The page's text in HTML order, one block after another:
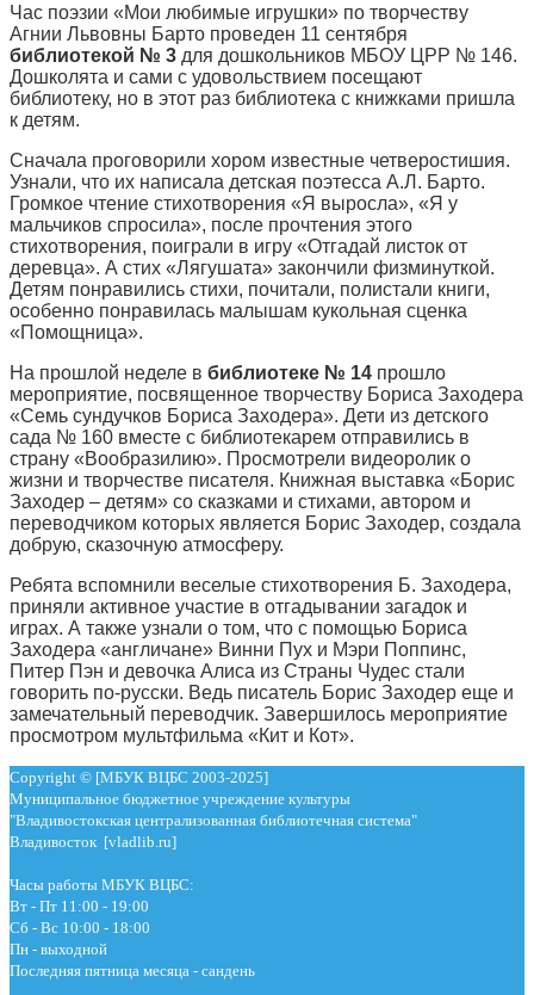
Час поэзии «Мои любимые игрушки» по творчеству
Агнии Львовны Барто проведен 11 сентября
библиотекой № 3 для дошкольников МБОУ ЦРР № 146.
Дошколята и сами с удовольствием посещают
библиотеку, но в этот раз библиотека с книжками пришла
к детям.
Сначала проговорили хором известные четверостишия.
Узнали, что их написала детская поэтесса А.Л. Барто.
Громкое чтение стихотворения «Я выросла», «Я у
мальчиков спросила», после прочтения этого
стихотворения, поиграли в игру «Отгадай листок от
деревца». А стих «Лягушата» закончили физминуткой.
Детям понравились стихи, почитали, полистали книги,
особенно понравилась малышам кукольная сценка
«Помощница».
На прошлой неделе в библиотеке № 14 прошло
мероприятие, посвященное творчеству Бориса Заходера
«Семь сундучков Бориса Заходера». Дети из детского
сада № 160 вместе с библиотекарем отправились в
страну «Вообразилию». Просмотрели видеоролик о
жизни и творчестве писателя. Книжная выставка «Борис
Заходер – детям» со сказками и стихами, автором и
переводчиком которых является Борис Заходер, создала
добрую, сказочную атмосферу.
Ребята вспомнили веселые стихотворения Б. Заходера,
приняли активное участие в отгадывании загадок и
играх. А также узнали о том, что с помощью Бориса
Заходера «англичане» Винни Пух и Мэри Поппинс,
Питер Пэн и девочка Алиса из Страны Чудес стали
говорить по-русски. Ведь писатель Борис Заходер еще и
замечательный переводчик. Завершилось мероприятие
просмотром мультфильма «Кит и Кот».
Copyright © [МБУК ВЦБС 2003-2025]
Муниципальное бюджетное учреждение культуры
"Владивостокская централизованная библиотечная система"
Владивосток [vladlib.ru]
Часы работы МБУК ВЦБС:
Вт - Пт 11:00 - 19:00
Сб - Вс 10:00 - 18:00
Пн - выходной
Последняя пятница месяца - сандень